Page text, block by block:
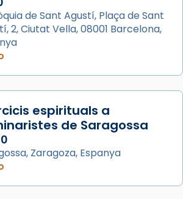
27 de juliol, ha tingut lloc la
de gràcies en agraïment al
de la visita apostòlica
XIV a Barcelona, i als
Barcelona, el cardenal Joan
ha presidit la missa i l’ha
bisbe auxiliar de Barcelona,
de Sant Agustí, Plaça de Sant
2, Ciutat Vella, 08001 Barcelona,
espirituals a
de Saragossa
Zaragoza, Espanya